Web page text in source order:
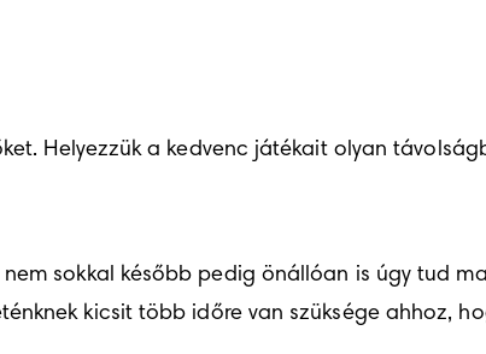
Helyezzük a kedvenc játékait olyan
sokkal később pedig önállóan is úgy tud
kicsit több időre van szüksége ahhoz,